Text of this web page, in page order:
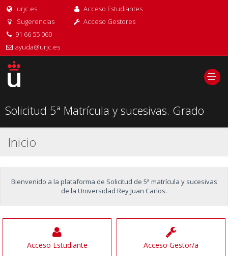
urjc.es
Sugerencias
91 66 55 060
ayuda@urjc.es
Acceso Estudiantes
Acceso Gestores
Solicitud 5ª Matrícula y sucesivas. Grado
Inicio
Bienvenido a la plataforma de Solicitud de 5ª matrícula y sucesivas
de la Universidad Rey Juan Carlos.
Acceso Estudiante Acceso Gestor/a